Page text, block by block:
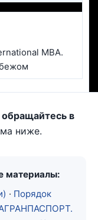
MBA.
обращайтесь в
ниже.
материалы:
· Порядок